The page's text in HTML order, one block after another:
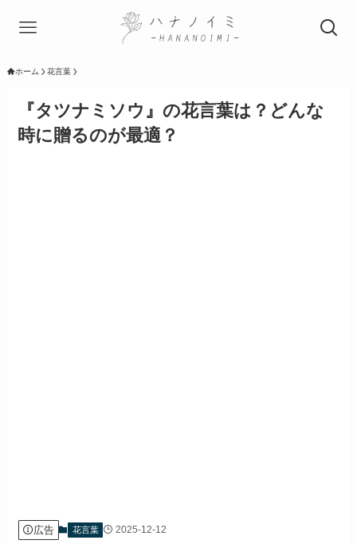
ホーム 花言葉
『タツナミソウ』の花言葉は？どんな
時に贈るのが最適？
広告 花言葉 2025-12-12